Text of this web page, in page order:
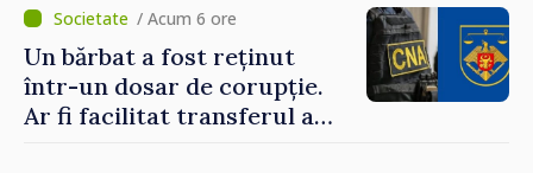
Petra Lärke/ Acum 6 ore
Un bărbat a fost reținut
într-un dosar de corupție.
Ar fi facilitat transferul a